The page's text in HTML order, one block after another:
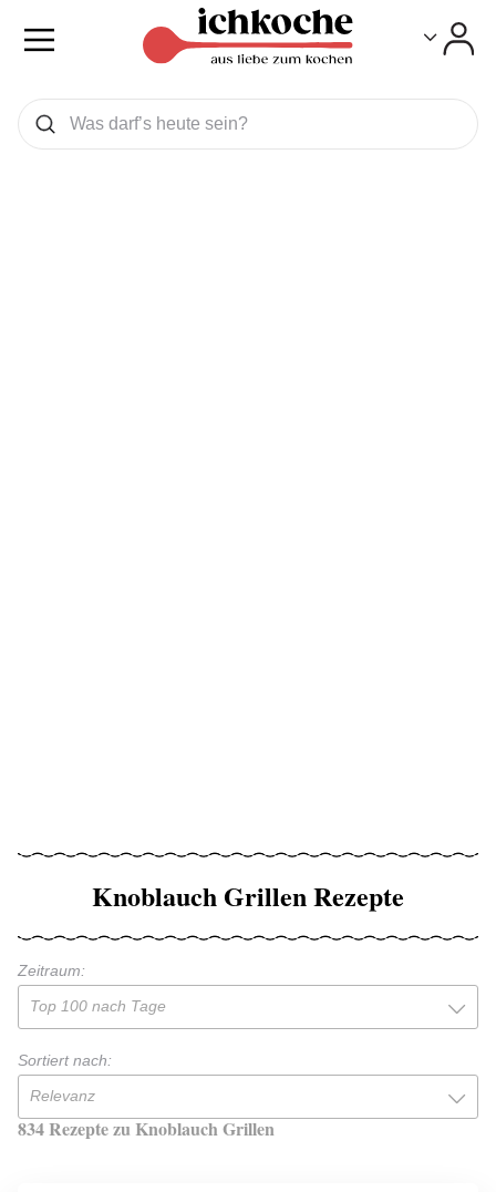
Was wollen Sie suchen
Suchen
Knoblauch Grillen Rezepte
Zeitraum:
Top 100 nach Tage
Sortiert nach:
Relevanz
834 Rezepte zu Knoblauch Grillen